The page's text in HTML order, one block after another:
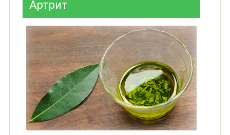
Артрит